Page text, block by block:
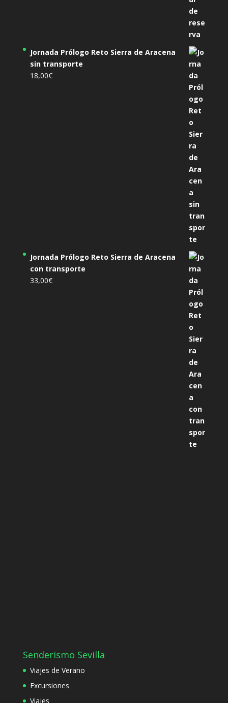
Jornada Prólogo Reto Sierra de Aracena
sin transporte
18,00€
Jornada Prólogo Reto Sierra de Aracena
con transporte
33,00€
Senderismo Sevilla
Viajes de Verano
Excursiones
Viajes